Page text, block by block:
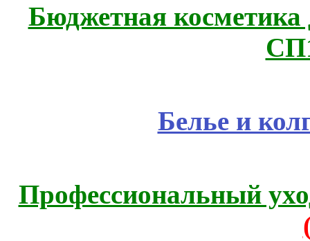
Бюджетная косметика
Белье и
Профессиональный